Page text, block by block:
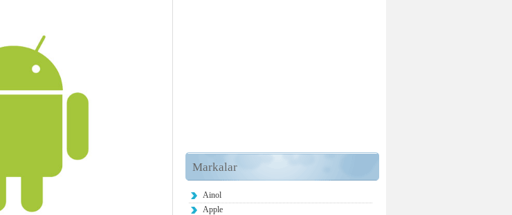
Markalar
Ainol
Apple